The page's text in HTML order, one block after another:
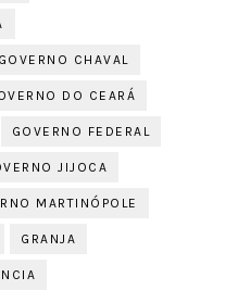
GOVERNO CHAVAL
DO CEARÁ
GOVERNO FEDERAL
JIJOCA
MARTINÓPOLE
GRANJA